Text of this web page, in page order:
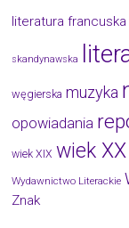
literatura francuska
skandynawska
węgierska muzyka
opowiadania
wiek XIX wiek XX
Wydawnictwo Literackie
Znak